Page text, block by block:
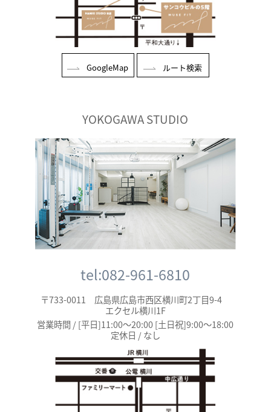
GoogleMap ルート検索
YOKOGAWA STUDIO
tel:082-961-6810
〒733-0011 広島県広島市西区横川町2丁目9-4
エクセル横川1F
営業時間 / [平日]11:00～20:00 [土日祝]9:00～18:00
定休日 / なし